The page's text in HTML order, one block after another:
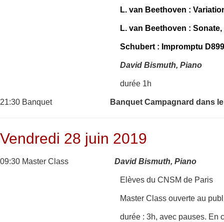
L. van Beethoven :
L. van Beethoven : Sonate,
Schubert : Impromptu
David Bismuth, Piano
durée 1h
21:30 Banquet Banquet Campagnard dans
Vendredi 28 juin 2019
09:30 Master Class David Bismuth, Piano
Elèves du CNSM de Paris
Master Class ouverte au
durée : 3h, avec pauses. En